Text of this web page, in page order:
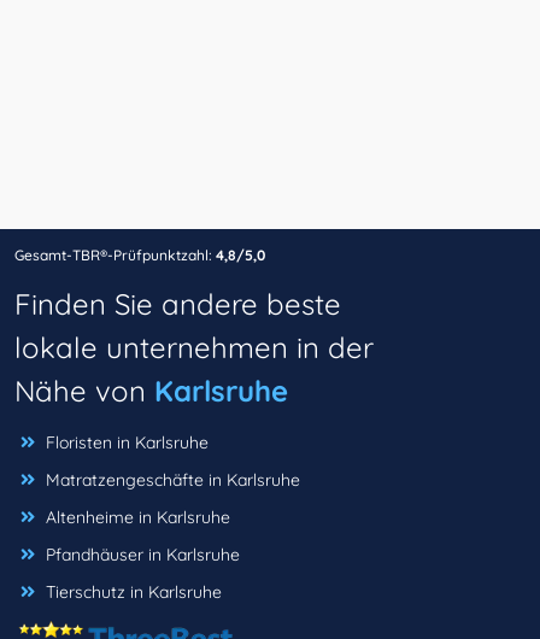
Gesamt-TBR®-Prüfpunktzahl: 4,8/5,0
Finden Sie andere beste
lokale unternehmen in der
Nähe von Karlsruhe
Floristen in Karlsruhe
Matratzengeschäfte in Karlsruhe
Altenheime in Karlsruhe
Pfandhäuser in Karlsruhe
Tierschutz in Karlsruhe